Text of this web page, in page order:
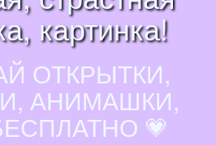
картинка!
ОТКРЫТКИ,
АНИМАШКИ,
💗